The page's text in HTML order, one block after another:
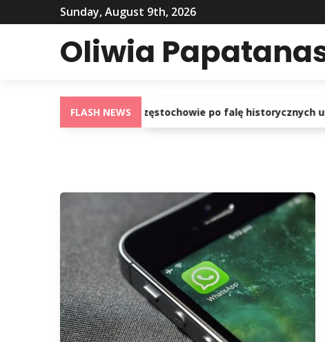
Sunday, August 9th, 2026
Oliwia
FLASH NEWS
Od szarugi w Częstochowie po falę historycznych upałów w